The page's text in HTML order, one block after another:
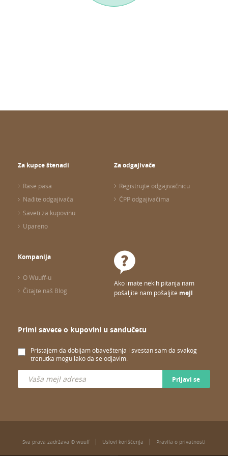
Za kupce štenadi
Rase pasa
Nađite odgajivača
Saveti za kupovinu
Upareno
Za odgajivače
Registrujte odgajivačnicu
ČPP odgajivačima
Kompanija
O Wuuff-u
Čitajte naš Blog
Ako imate nekih pitanja nam
pošaljite nam pošaljite mejl
Primi savete o kupovini u sandučetu
Pristajem da dobijam obaveštenja i svestan sam da svakog
trenutka mogu lako da se odjavim.
Prijavi se
Sva prava zadržava © wuuff Uslovi korišćenja Pravila o privatnosti